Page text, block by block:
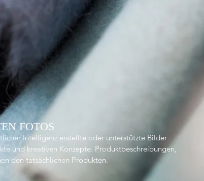
FOTOS
Intelligenz erstellte oder unterstützte Bilder
und kreativen Konzepte. Produktbeschreibungen,
den tatsächlichen Produkten.